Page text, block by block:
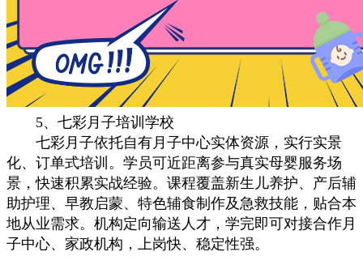
5、七彩月子培训学校
七彩月子依托自有月子中心实体资源，实行实景
化、订单式培训。学员可近距离参与真实母婴服务场
景，快速积累实战经验。课程覆盖新生儿养护、产后辅
助护理、早教启蒙、特色辅食制作及急救技能，贴合本
地从业需求。机构定向输送人才，学完即可对接合作月
子中心、家政机构，上岗快、稳定性强。